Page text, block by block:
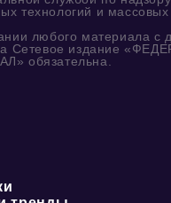
технологий и
любого материала с
Сетевое издание
обязательна.